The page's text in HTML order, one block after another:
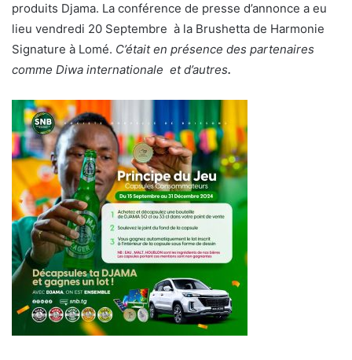
produits Djama. La conférence de presse d’annonce a eu
lieu vendredi 20 Septembre à la Brushetta de Harmonie
Signature à Lomé. C’était en présence des partenaires
comme Diwa internationale et d’autres.